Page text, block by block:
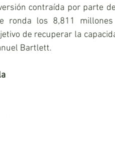
contraída por parte
ronda los 8,811
de recuperar la
Bartlett.